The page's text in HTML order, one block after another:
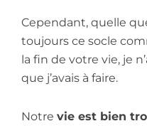
Cependant, quelle
toujours ce socle
la fin de votre vie, je
que j’avais à faire.
Notre vie est bien